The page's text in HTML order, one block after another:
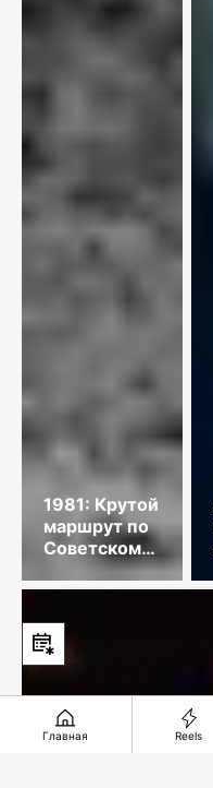
1981: Крутой
маршрут по
Советскому
Союзу
Главная Reels